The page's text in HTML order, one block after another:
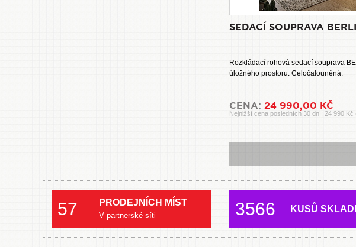
SEDACÍ SOUPRAVA
Rozkládací rohová sedací souprava
úložného prostoru. Celočalouněná.
CENA: 24 990,00 KČ
Nejnižší cena posledních 30 dní: 24 990 Kč
57 PRODEJNÍCH MÍST
V partnerské síti 3566 KUSŮ